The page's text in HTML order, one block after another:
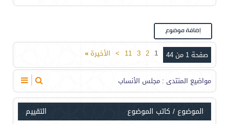
صفحة 1 من 44 1
2
3
11
> الأخيرة»
مواضيع المنتدى : مجلس الأنساب
التقييم الموضوع / كاتب الموضوع